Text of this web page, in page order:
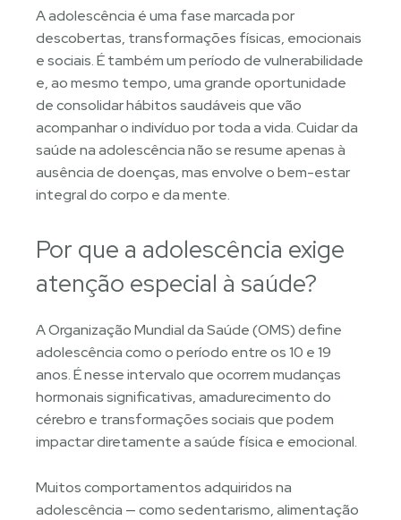
A adolescência é uma fase marcada por
descobertas, transformações físicas, emocionais
e sociais. É também um período de vulnerabilidade
e, ao mesmo tempo, uma grande oportunidade
de consolidar hábitos saudáveis que vão
acompanhar o indivíduo por toda a vida. Cuidar da
saúde na adolescência não se resume apenas à
ausência de doenças, mas envolve o bem-estar
integral do corpo e da mente.
Por que a adolescência exige
atenção especial à saúde?
A Organização Mundial da Saúde (OMS) define
adolescência como o período entre os 10 e 19
anos. É nesse intervalo que ocorrem mudanças
hormonais significativas, amadurecimento do
cérebro e transformações sociais que podem
impactar diretamente a saúde física e emocional.
Muitos comportamentos adquiridos na
adolescência — como sedentarismo, alimentação